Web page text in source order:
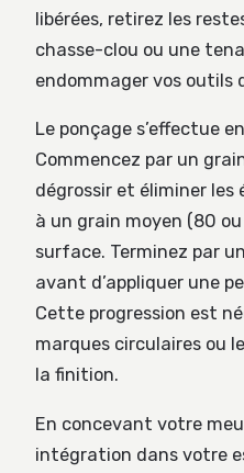
libérées, retirez les
chasse-clou ou une
endommager vos outils
Le ponçage s’effectue
Commencez par un
dégrossir et éliminer les
à un grain moyen (80
surface. Terminez par
avant d’appliquer une
Cette progression est
marques circulaires ou
la finition.
En concevant votre
intégration dans votre